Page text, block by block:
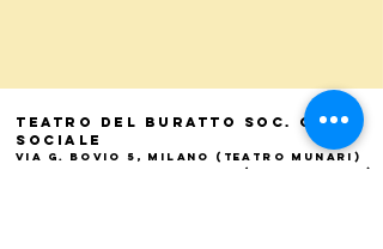
Teatro del Buratto Soc. Coop
sociale
Via G. Bovio 5, Milano (Teatro Munari)
Via Pastrengo 16, Milano (Teatro Verdi)